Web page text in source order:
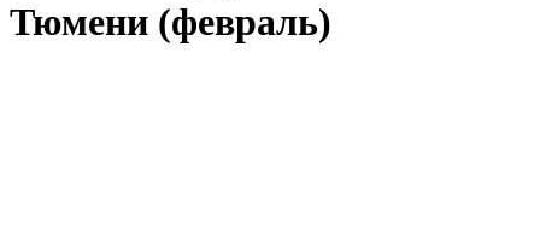
Тюмени (февраль)